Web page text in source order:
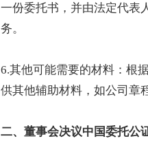
一份委托书，并由法定代表
务。
6.其他可能需要的材料：根
供其他辅助材料，如公司章
二、董事会决议中国委托公